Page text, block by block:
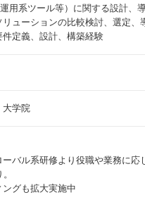
用系ツール等）に関する設計、
ューションの比較検討、選定、
件定義、設計、構築経験
学院
バル系研修より役職や業務に
グも拡大実施中